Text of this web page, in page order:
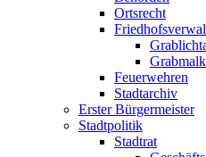
Ortsrecht
Feuerwehren
Stadtarchiv
Erster Bürgermeister
Stadtpolitik
Stadtrat